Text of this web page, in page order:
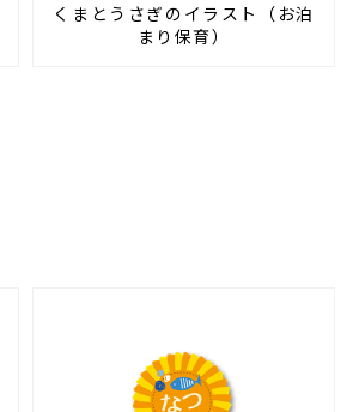
くまとうさぎのイラスト（お泊
まり保育）